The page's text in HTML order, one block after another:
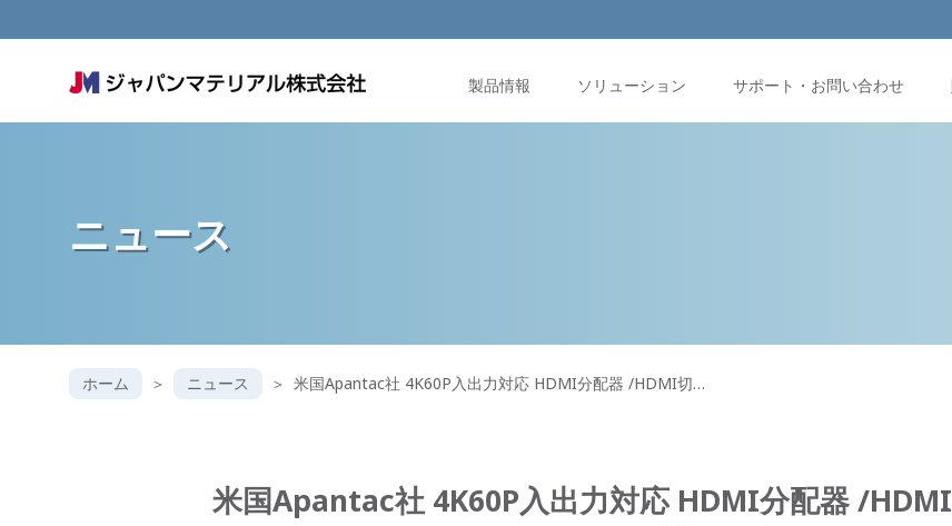
製品情報 ソリューション サポート・お問い合わせ
ニュース
ホーム ニュース 米国Apantac社 4K60P入出力対応 HDMI分配器 /HDMI切…
米国Apantac社 4K60P入出力対応 HDMI分配器 /